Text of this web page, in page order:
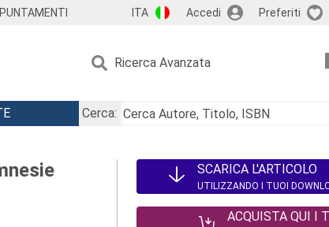
ITA Accedi Preferiti
Ricerca Avanzata
Cerca:
SCARICA L'ARTICOLO
UTILIZZANDO I TUOI
ACQUISTA QUI I